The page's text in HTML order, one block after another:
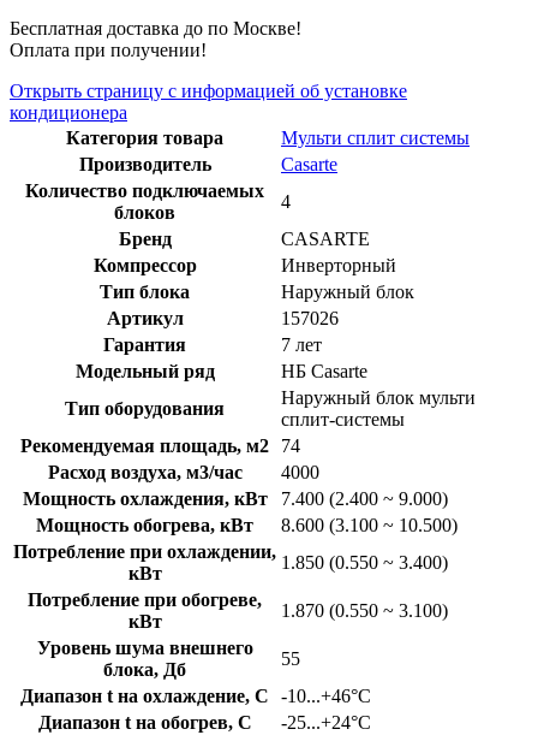
Бесплатная доставка до по Москве!
Оплата при получении!
Открыть страницу с информацией об установке
кондиционера
Категория товара
Мульти сплит системы
Производитель
Casarte
Количество подключаемых
блоков
4
Бренд
CASARTE
Компрессор
Инверторный
Тип блока
Наружный блок
Артикул
157026
Гарантия
7 лет
Модельный ряд
НБ Casarte
Тип оборудования
Наружный блок мульти
сплит-системы
Рекомендуемая площадь, м2
74
Расход воздуха, м3/час
4000
Мощность охлаждения, кВт
7.400 (2.400 ~ 9.000)
Мощность обогрева, кВт
8.600 (3.100 ~ 10.500)
Потребление при охлаждении,
кВт
1.850 (0.550 ~ 3.400)
Потребление при обогреве,
кВт
1.870 (0.550 ~ 3.100)
Уровень шума внешнего
блока, Дб
55
Диапазон t на охлаждение, C
-10...+46°C
Диапазон t на обогрев, C
-25...+24°C